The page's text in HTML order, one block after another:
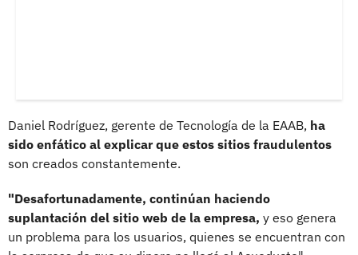
Daniel Rodríguez, gerente de Tecnología de la EAAB, ha
sido enfático al explicar que estos sitios fraudulentos
son creados constantemente.
"Desafortunadamente, continúan haciendo
suplantación del sitio web de la empresa, y eso genera
un problema para los usuarios, quienes se encuentran con